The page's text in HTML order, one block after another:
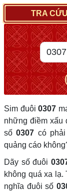
TRA
Sim đuôi0307
những điềm xấu
số0307 có
quảng cáo
Dãy số đuôi
không quá xa
nghĩa đuôi số